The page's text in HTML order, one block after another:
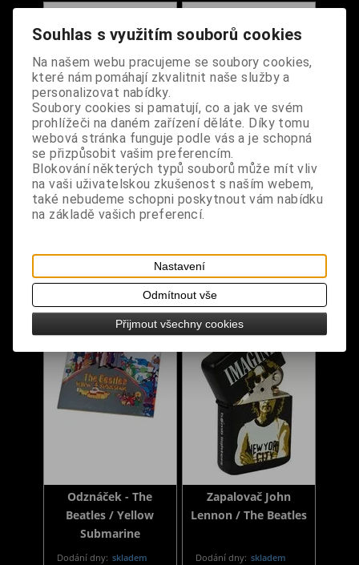
Odznáček - The
Beatles / Rubber Soul
30 Kč
Koupit
Odznáček - The
Beatles / Sgt. Peppers
Odznáček - The
Beatles / Yellow
Submarine
Dodání dny: skladem
Zapalovač John
Lennon / The Beatles
Dodání dny: skladem
Souhlas s využitím souborů cookies
Na našem webu pracujeme se soubory cookies,
které nám pomáhají zkvalitnit naše služby a
personalizovat nabídky.
Soubory cookies si pamatují, co a jak ve svém
prohlížeči na daném zařízení děláte. Díky tomu
webová stránka funguje podle vás a je schopná
se přizpůsobit vašim preferencím.
Blokování některých typů souborů může mít vliv
na vaši uživatelskou zkušenost s naším webem,
také nebudeme schopni poskytnout vám nabídku
na základě vašich preferencí.
Nastavení
Odmítnout vše
Přijmout všechny cookies